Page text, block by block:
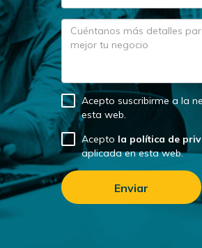
Acepto suscribirme a la
esta web.
Acepto la política de
aplicada en esta web.